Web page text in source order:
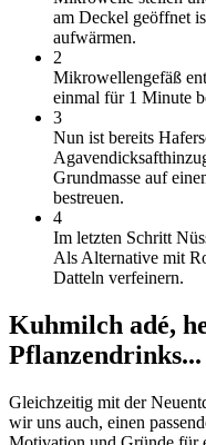
am Deckel geöffnet
aufwärmen.
2
Mikrowellengefäß
einmal für 1 Minute
3
Nun ist bereits
Grundmasse auf
bestreuen.
4
Im letzten Schritt
Als Alternative mit
Datteln verfeinern.
Kuhmilch adé,
Pflanzendrinks...
Gleichzeitig mit der
wir uns auch, einen